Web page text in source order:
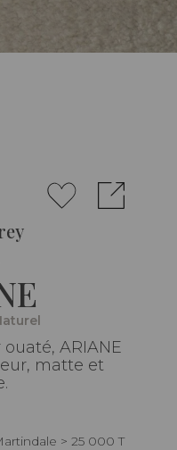
ARIANE
matte et
Martindale > 25 000 T